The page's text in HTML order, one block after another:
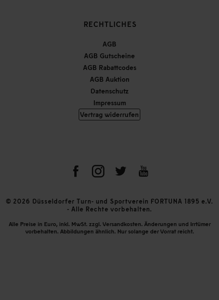
RECHTLICHES
AGB
AGB Gutscheine
AGB Rabattcodes
AGB Auktion
Datenschutz
Impressum
Vertrag widerrufen
© 2026 Düsseldorfer Turn- und Sportverein FORTUNA 1895 e.V.
- Alle Rechte vorbehalten.
Alle Preise in Euro, inkl. MwSt. zzgl. Versandkosten. Änderungen und Irrtümer
vorbehalten. Abbildungen ähnlich. Nur solange der Vorrat reicht.